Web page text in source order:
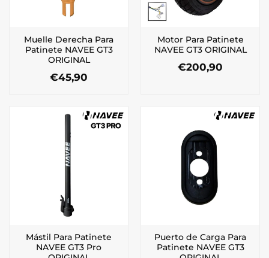
Muelle Derecha Para
Patinete NAVEE GT3
ORIGINAL
€45,90
Motor Para Patinete
NAVEE GT3 ORIGINAL
€200,90
Mástil Para Patinete
NAVEE GT3 Pro
Puerto de Carga Para
Patinete NAVEE GT3